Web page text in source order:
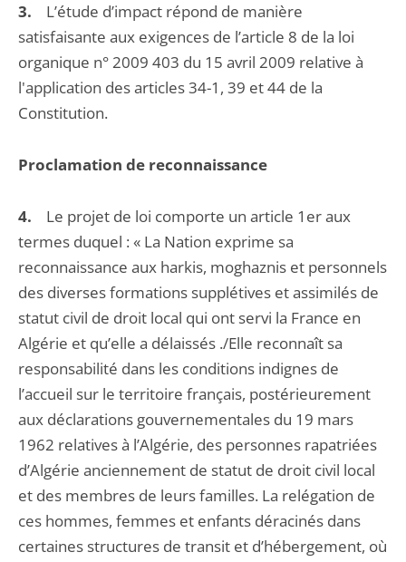
3. L’étude d’impact répond de manière
satisfaisante aux exigences de l’article 8 de la loi
organique n° 2009 403 du 15 avril 2009 relative à
l'application des articles 34-1, 39 et 44 de la
Constitution.
Proclamation de reconnaissance
4.
Le projet de loi comporte un article 1er aux
termes duquel : « La Nation exprime sa
reconnaissance aux harkis, moghaznis et personnels
des diverses formations supplétives et assimilés de
statut civil de droit local qui ont servi la France en
Algérie et qu’elle a délaissés ./Elle reconnaît sa
responsabilité dans les conditions indignes de
l’accueil sur le territoire français, postérieurement
aux déclarations gouvernementales du 19 mars
1962 relatives à l’Algérie, des personnes rapatriées
d’Algérie anciennement de statut de droit civil local
et des membres de leurs familles. La relégation de
ces hommes, femmes et enfants déracinés dans
certaines structures de transit et d’hébergement, où